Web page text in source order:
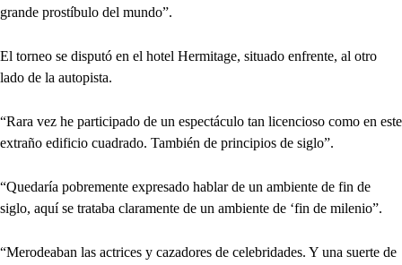
grande prostíbulo del mundo”.
El torneo se disputó en el hotel Hermitage, situado enfrente, al otro
lado de la autopista.
“Rara vez he participado de un espectáculo tan licencioso como en este
extraño edificio cuadrado. También de principios de siglo”.
“Quedaría pobremente expresado hablar de un ambiente de fin de
siglo, aquí se trataba claramente de un ambiente de ‘fin de milenio”.
“Merodeaban las actrices y cazadores de celebridades. Y una suerte de